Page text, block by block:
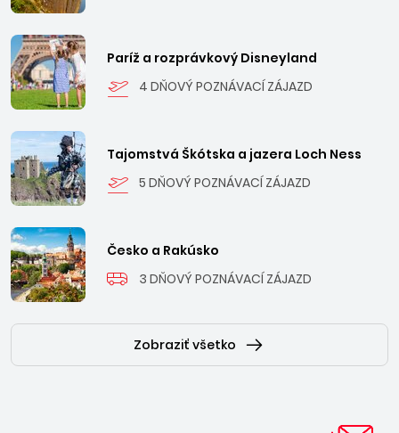
Paríž a rozprávkový Disneyland
4 DŇOVÝ POZNÁVACÍ ZÁJAZD
Tajomstvá Škótska a jazera Loch Ness
5 DŇOVÝ POZNÁVACÍ ZÁJAZD
Česko a Rakúsko
3 DŇOVÝ POZNÁVACÍ ZÁJAZD
Zobraziť všetko